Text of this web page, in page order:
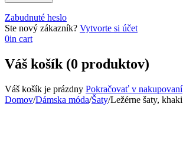
Zabudnuté heslo
Ste nový zákazník? Vytvorte si účet
0in cart
Váš košík (0 produktov)
Váš košík je prázdny Pokračovať v nakupovaní
Domov/Dámska móda/Šaty/Ležérne šaty, khaki